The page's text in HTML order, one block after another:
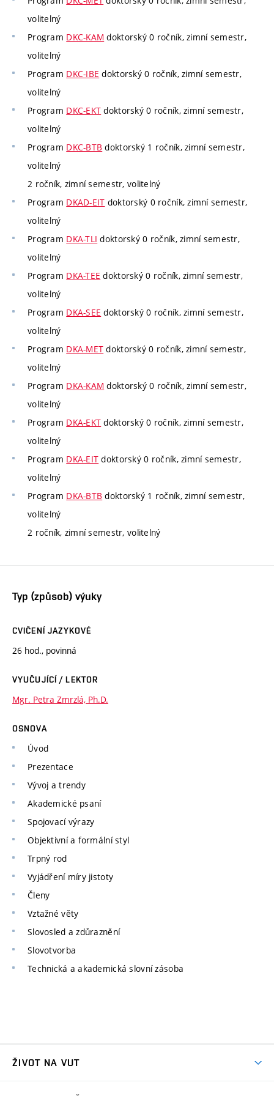
volitelný
Program DKC-KAM doktorský 0 ročník, zimní semestr,
volitelný
Program DKC-IBE doktorský 0 ročník, zimní semestr,
volitelný
Program DKC-EKT doktorský 0 ročník, zimní semestr,
volitelný
Program DKC-BTB doktorský 1 ročník, zimní semestr,
volitelný
2 ročník, zimní semestr, volitelný
Program DKAD-EIT doktorský 0 ročník, zimní semestr,
volitelný
Program DKA-TLI doktorský 0 ročník, zimní semestr,
volitelný
Program DKA-TEE doktorský 0 ročník, zimní semestr,
volitelný
Program DKA-SEE doktorský 0 ročník, zimní semestr,
volitelný
Program DKA-MET doktorský 0 ročník, zimní semestr,
volitelný
Program DKA-KAM doktorský 0 ročník, zimní semestr,
volitelný
Program DKA-EKT doktorský 0 ročník, zimní semestr,
volitelný
Program DKA-EIT doktorský 0 ročník, zimní semestr,
volitelný
Program DKA-BTB doktorský 1 ročník, zimní semestr,
volitelný
2 ročník, zimní semestr, volitelný
Typ (způsob) výuky
CVIČENÍ JAZYKOVÉ
26 hod., povinná
VYUČUJÍCÍ / LEKTOR
Mgr. Petra Zmrzlá, Ph.D.
OSNOVA
Úvod
Prezentace
Vývoj a trendy
Akademické psaní
Spojovací výrazy
Objektivní a formální styl
Trpný rod
Vyjádření míry jistoty
Členy
Vztažné věty
Slovosled a zdůraznění
Slovotvorba
Technická a akademická slovní zásoba
ŽIVOT NA VUT